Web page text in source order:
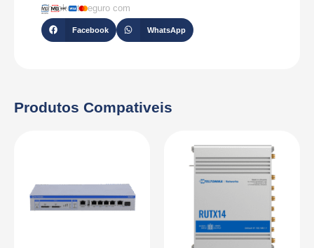
Checkout seguro com
Facebook WhatsApp
Produtos Compativeis